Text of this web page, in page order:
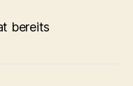
bereits